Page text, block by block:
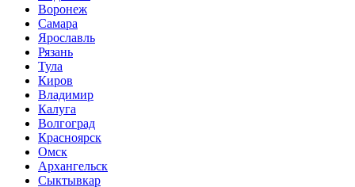
Воронеж
Самара
Ярославль
Рязань
Тула
Киров
Владимир
Калуга
Волгоград
Красноярск
Омск
Архангельск
Сыктывкар